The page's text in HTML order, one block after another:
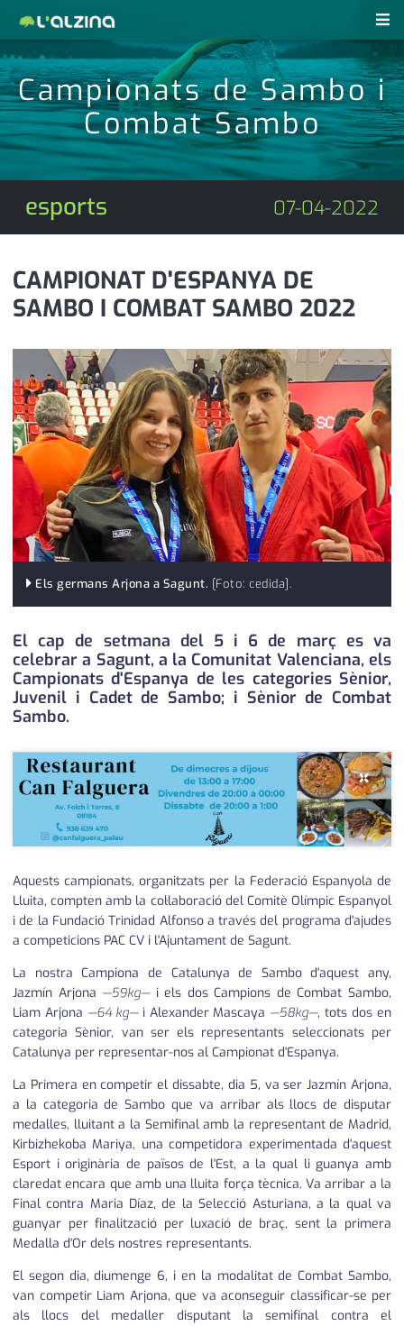
notícies
últimes notícies
activitats
agenda
empresa
esports
medi ambient
opinió
política
promo serveis
reportatge
salut
serveis
societat
urbanisme
editorial
revistes pdf
anunciants
contacte
telèfons
calendari
Campionats de Sambo i
Combat Sambo
esports 07-04-2022
CAMPIONAT D'ESPANYA DE
SAMBO I COMBAT SAMBO 2022
Els germans Arjona a Sagunt. [Foto: cedida].
El cap de setmana del 5 i 6 de març es va
celebrar a Sagunt, a la Comunitat Valenciana, els
Campionats d'Espanya de les categories Sènior,
Juvenil i Cadet de Sambo; i Sènior de Combat
Sambo.
×
Aquests campionats, organitzats per la Federació Espanyola de
Lluita, compten amb la col·laboració del Comitè Olímpic Espanyol
i de la Fundació Trinidad Alfonso a través del programa d'ajudes
a competicions PAC CV i l'Ajuntament de Sagunt.
La nostra Campiona de Catalunya de Sambo d'aquest any,
Jazmín Arjona —59kg—i els dos Campions de Combat Sambo,
Liam Arjona —64 kg—i Alexander Mascaya —58kg—, tots dos en
categoria Sènior, van ser els representants seleccionats per
Catalunya per representar-nos al Campionat d'Espanya.
La Primera en competir el dissabte, dia 5, va ser Jazmín Arjona,
a la categoria de Sambo que va arribar als llocs de disputar
medalles, lluitant a la Semifinal amb la representant de Madrid,
Kirbizhekoba Mariya, una competidora experimentada d'aquest
Esport i originària de països de l'Est, a la qual li guanya amb
claredat encara que amb una lluita força tècnica. Va arribar a la
Final contra Maria Díaz, de la Selecció Asturiana, a la qual va
guanyar per finalització per luxació de braç, sent la primera
Medalla d'Or dels nostres representants.
El segon dia, diumenge 6, i en la modalitat de Combat Sambo,
van competir Liam Arjona, que va aconseguir classificar-se per
als llocs del medaller disputant la semifinal contra el